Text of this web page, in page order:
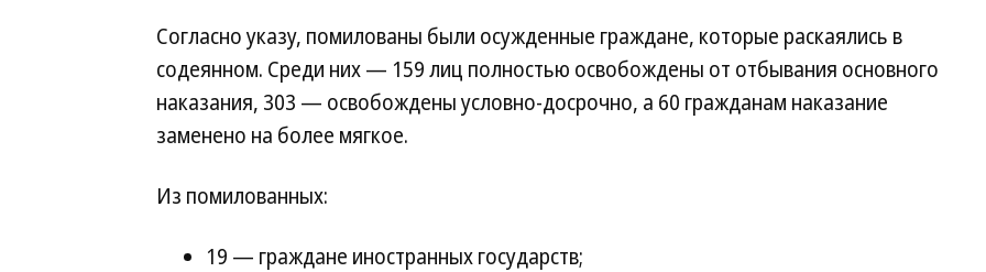
Согласно указу, помилованы были осужденные граждане, которые раскаялись в
содеянном. Среди них — 159 лиц полностью освобождены от отбывания основного
наказания, 303 — освобождены условно-досрочно, а 60 гражданам наказание
заменено на более мягкое.
Из помилованных:
19 — граждане иностранных государств;